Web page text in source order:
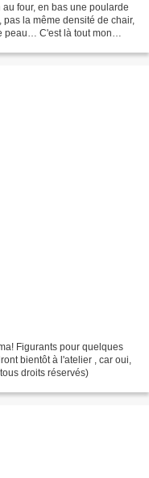
four, en bas une poularde
la même densité de chair,
peau… C'est là tout mon
Figurants pour quelques
bientôt à l'atelier , car oui,
droits réservés)